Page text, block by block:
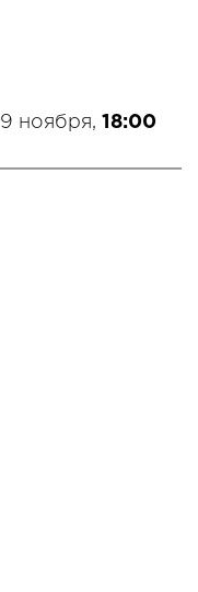
9 ноября, 18:00